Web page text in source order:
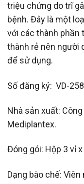
triệu chứng do trĩ
bệnh. Đây là một
với các thành phần
thành rẻ nên người
để sử dụng.
Số đăng ký: VD-
Nhà sản xuất:
Mediplantex.
Đóng gói: Hộp 3 vỉ
Dạng bào chế: Viên